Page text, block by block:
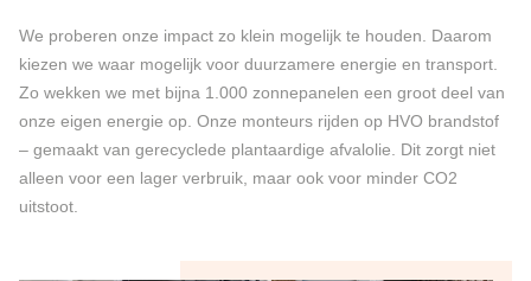
We proberen onze impact zo klein mogelijk te houden. Daarom
kiezen we waar mogelijk voor duurzamere energie en transport.
Zo wekken we met bijna 1.000 zonnepanelen een groot deel van
onze eigen energie op. Onze monteurs rijden op HVO brandstof
– gemaakt van gerecyclede plantaardige afvalolie. Dit zorgt niet
alleen voor een lager verbruik, maar ook voor minder CO2
uitstoot.